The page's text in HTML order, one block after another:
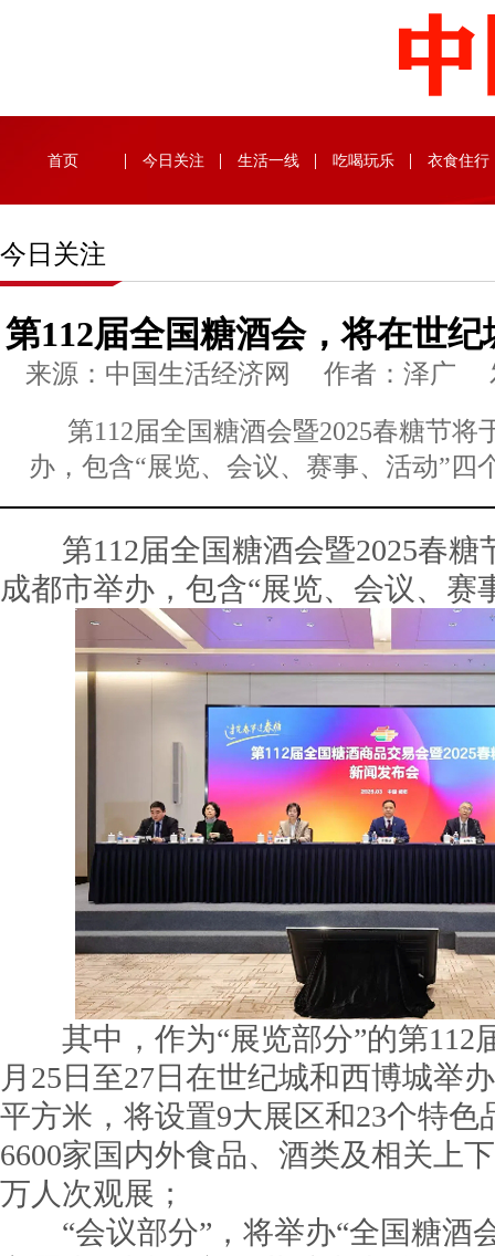
首页 今日关注 生活一线 吃喝玩乐 衣食住行
今日关注
第112届全国糖酒会，将在世
来源：中国生活经济网 作者：泽广
第112届全国糖酒会暨2025春糖节将
办，包含“展览、会议、赛事、活动”
第112届全国糖酒会暨2025春糖
成都市举办，包含“展览、会议、赛
其中，作为“展览部分”的第112
月25日至27日在世纪城和西博城举
平方米，将设置9大展区和23个特色
6600家国内外食品、酒类及相关上
万人次观展；
“会议部分”，将举办“全国糖酒